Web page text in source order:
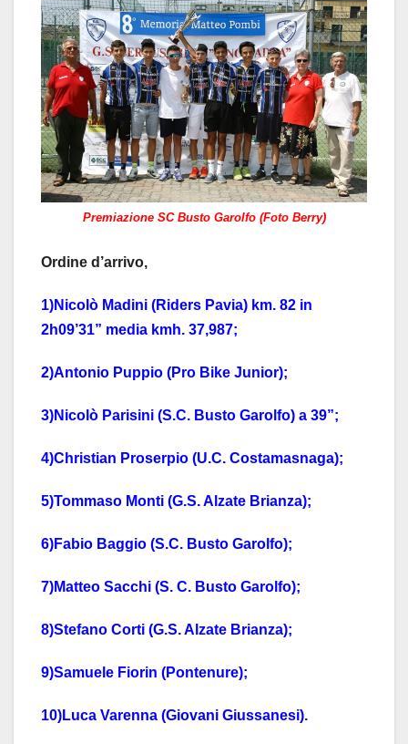
Premiazione SC Busto Garolfo (Foto Berry)
Ordine d’arrivo,
1)Nicolò Madini (Riders Pavia) km. 82 in
2h09’31” media kmh. 37,987;
2)Antonio Puppio (Pro Bike Junior);
3)Nicolò Parisini (S.C. Busto Garolfo) a 39”;
4)Christian Proserpio (U.C. Costamasnaga);
5)Tommaso Monti (G.S. Alzate Brianza);
6)Fabio Baggio (S.C. Busto Garolfo);
7)Matteo Sacchi (S. C. Busto Garolfo);
8)Stefano Corti (G.S. Alzate Brianza);
9)Samuele Fiorin (Pontenure);
10)Luca Varenna (Giovani Giussanesi).